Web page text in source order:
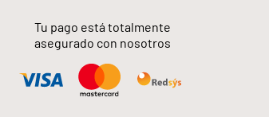
Tu pago está totalmente
asegurado con nosotros